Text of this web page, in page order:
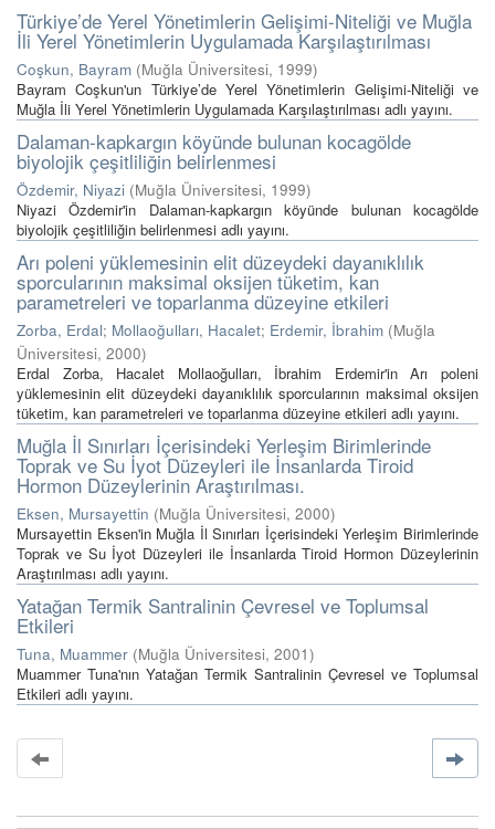
Türkiye’de Yerel Yönetimlerin Gelişimi-Niteliği ve Muğla
İli Yerel Yönetimlerin Uygulamada Karşılaştırılması
Coşkun, Bayram (Muğla Üniversitesi, 1999)
Bayram Coşkun'un Türkiye’de Yerel Yönetimlerin Gelişimi-Niteliği ve
Muğla İli Yerel Yönetimlerin Uygulamada Karşılaştırılması adlı yayını.
Dalaman-kapkargın köyünde bulunan kocagölde
biyolojik çeşitliliğin belirlenmesi
Özdemir, Niyazi (Muğla Üniversitesi, 1999)
Niyazi Özdemir'in Dalaman-kapkargın köyünde bulunan kocagölde
biyolojik çeşitliliğin belirlenmesi adlı yayını.
Arı poleni yüklemesinin elit düzeydeki dayanıklılık
sporcularının maksimal oksijen tüketim, kan
parametreleri ve toparlanma düzeyine etkileri
Zorba, Erdal; Mollaoğulları, Hacalet; Erdemir, İbrahim (Muğla
Üniversitesi, 2000)
Erdal Zorba, Hacalet Mollaoğulları, İbrahim Erdemir'in Arı poleni
yüklemesinin elit düzeydeki dayanıklılık sporcularının maksimal oksijen
tüketim, kan parametreleri ve toparlanma düzeyine etkileri adlı yayını.
Muğla İl Sınırları İçerisindeki Yerleşim Birimlerinde
Toprak ve Su İyot Düzeyleri ile İnsanlarda Tiroid
Hormon Düzeylerinin Araştırılması.
Eksen, Mursayettin (Muğla Üniversitesi, 2000)
Mursayettin Eksen'in Muğla İl Sınırları İçerisindeki Yerleşim Birimlerinde
Toprak ve Su İyot Düzeyleri ile İnsanlarda Tiroid Hormon Düzeylerinin
Araştırılması adlı yayını.
Yatağan Termik Santralinin Çevresel ve Toplumsal
Etkileri
Tuna, Muammer (Muğla Üniversitesi, 2001)
Muammer Tuna'nın Yatağan Termik Santralinin Çevresel ve Toplumsal
Etkileri adlı yayını.